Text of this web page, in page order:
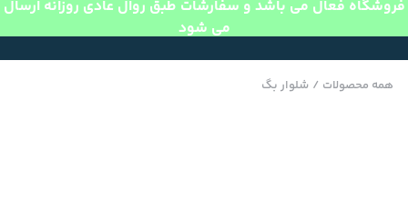
فروشگاه فعال می باشد و سفارشات طبق روال عادی روزانه ارسال
می شود
همه محصولات / شلوار بگ